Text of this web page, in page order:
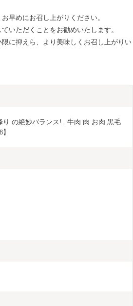
早めにお召し上がりください。
いただくことをお勧めいたします。
に抑えら、より美味しくお召し上がりい
の絶妙バランス!_ 牛肉 肉 お肉 黒毛